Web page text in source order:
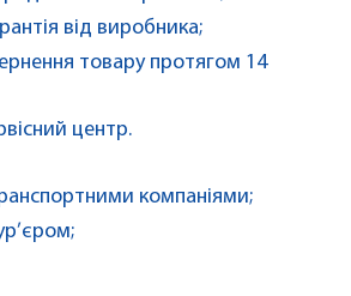
від виробника;
товару протягом 14
центр.
компаніями;